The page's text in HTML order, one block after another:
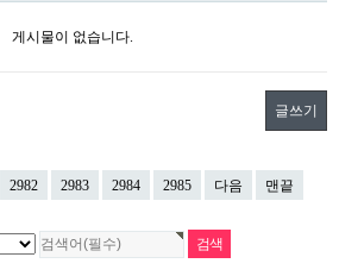
게시물이 없습니다.
글쓰기
2982 2983 2984 2985 다음 맨끝